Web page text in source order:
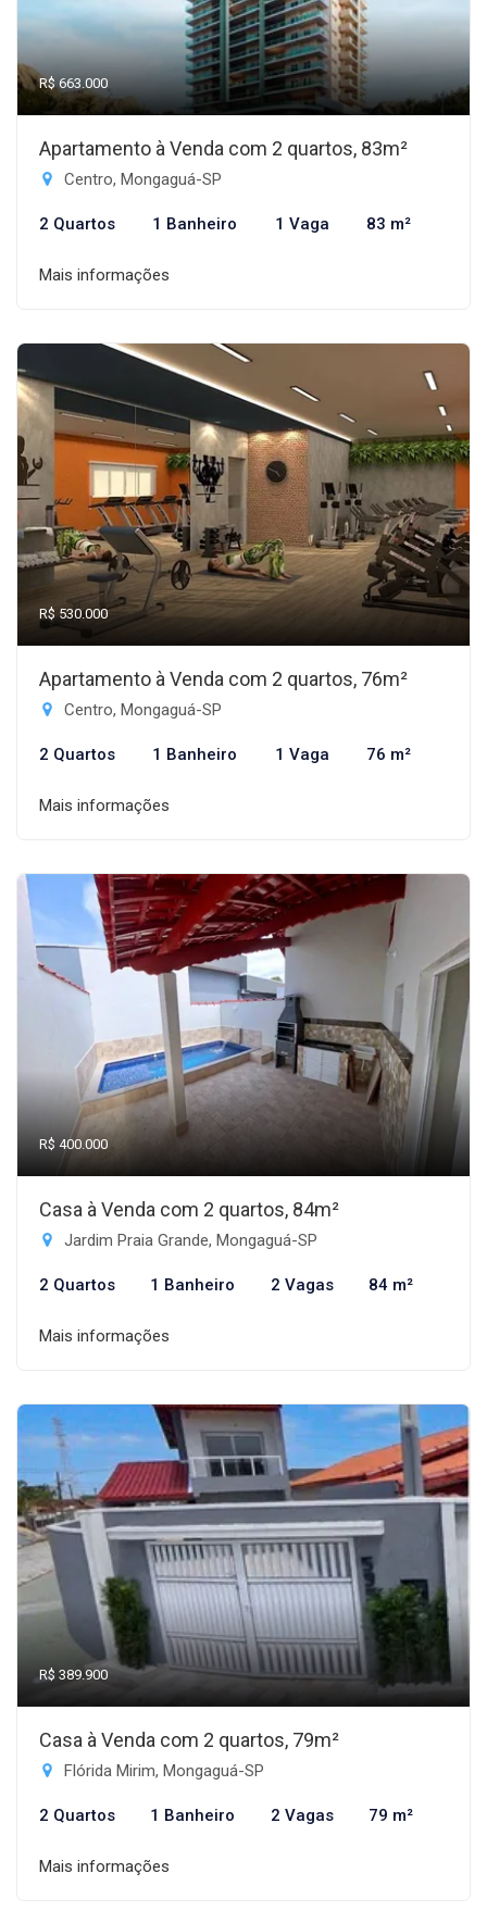
R$ 663.000
Apartamento à Venda com 2 quartos, 83m²
Centro, Mongaguá-SP
2 Quartos 1 Banheiro 1 Vaga 83 m²
Mais informações
R$ 530.000
Apartamento à Venda com 2 quartos, 76m²
Centro, Mongaguá-SP
2 Quartos 1 Banheiro 1 Vaga 76 m²
Mais informações
R$ 400.000
Casa à Venda com 2 quartos, 84m²
Jardim Praia Grande, Mongaguá-SP
2 Quartos 1 Banheiro 2 Vagas 84 m²
Mais informações
R$ 389.900
Casa à Venda com 2 quartos, 79m²
Flórida Mirim, Mongaguá-SP
2 Quartos 1 Banheiro 2 Vagas 79 m²
Mais informações